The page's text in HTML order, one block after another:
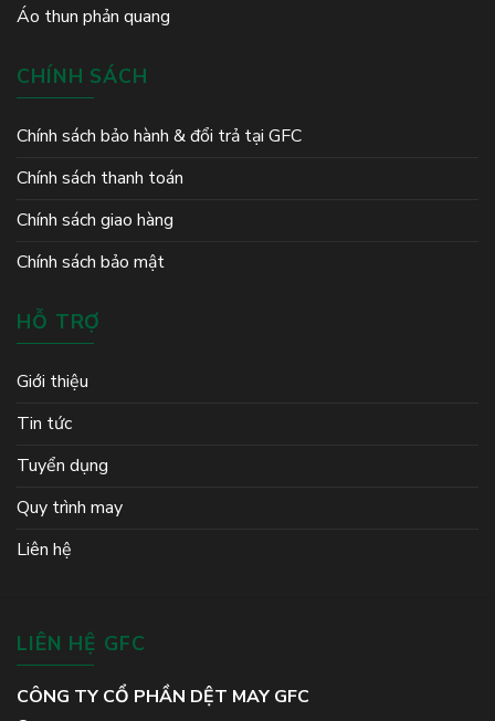
Áo thun phản quang
CHÍNH SÁCH
Chính sách bảo hành & đổi trả tại GFC
Chính sách thanh toán
Chính sách giao hàng
Chính sách bảo mật
HỖ TRỢ
Giới thiệu
Tin tức
Tuyển dụng
Quy trình may
Liên hệ
LIÊN HỆ GFC
CÔNG TY CỔ PHẦN DỆT MAY GFC